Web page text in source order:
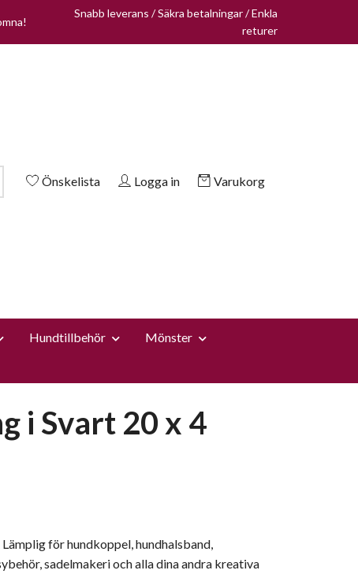
Snabb leverans / Säkra betalningar / Enkla
returer
Önskelista Logga in Varukorg
Hundtillbehör
Mönster
i Svart 20 x 4
för hundkoppel, hundhalsband,
sadelmakeri och alla dina andra kreativa